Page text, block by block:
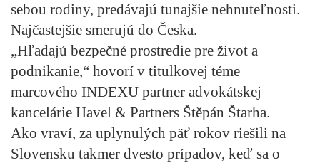
sebou rodiny, predávajú tunajšie nehnuteľnosti.
Najčastejšie smerujú do Česka.
„Hľadajú bezpečné prostredie pre život a
podnikanie,“ hovorí v titulkovej téme
marcového INDEXU partner advokátskej
kancelárie Havel & Partners Štěpán Štarha.
Ako vraví, za uplynulých päť rokov riešili na
Slovensku takmer dvesto prípadov, keď sa o